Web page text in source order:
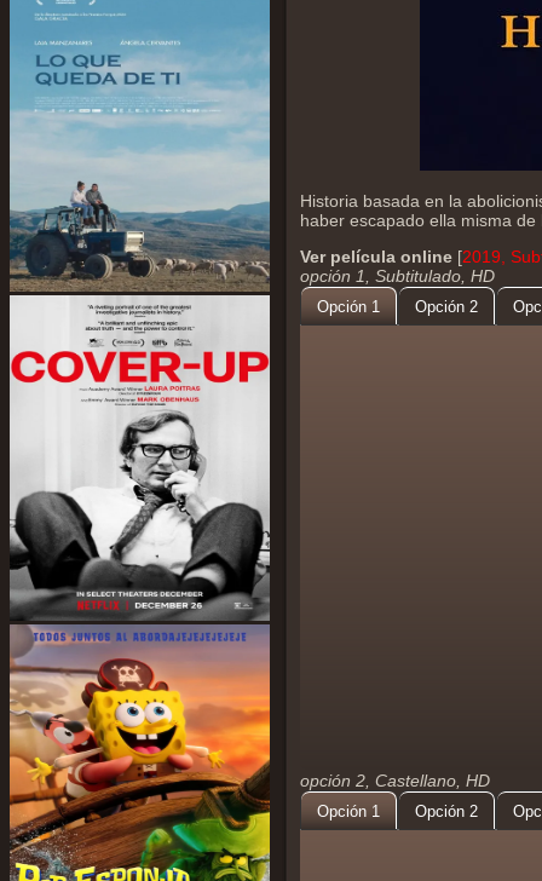
Historia basada en la
haber escapado ella misma
Ver película online [2019,
opción 1, Subtitulado, HD
Opción 1 Opción 2
opción 2, Castellano, HD
Opción 1 Opción 2